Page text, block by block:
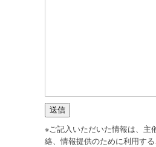
※ご記入いただいた情報は、主
絡、情報提供のために利用する